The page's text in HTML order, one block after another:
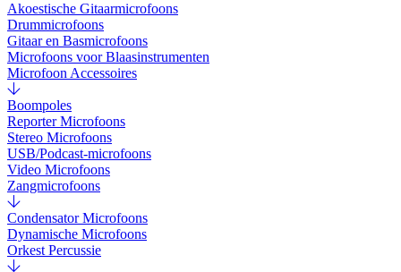
Akoestische Gitaarmicrofoons
Drummicrofoons
Gitaar en Basmicrofoons
Microfoons voor Blaasinstrumenten
Microfoon Accessoires
Boompoles
Reporter Microfoons
Stereo Microfoons
USB/Podcast-microfoons
Video Microfoons
Zangmicrofoons
Condensator Microfoons
Dynamische Microfoons
Orkest Percussie